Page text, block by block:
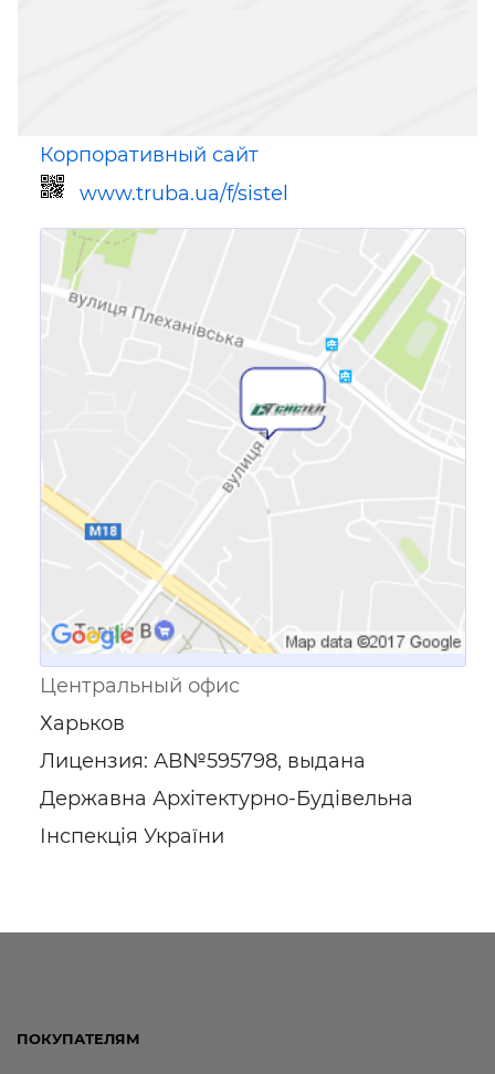
Корпоративный сайт
www.truba.ua/f/sistel
Ссылка для мобильных устройств
Центральный офис
Харьков
Лицензия: АВ№595798, выдана
Державна Архітектурно-Будівельна
Інспекція України
ПОКУПАТЕЛЯМ